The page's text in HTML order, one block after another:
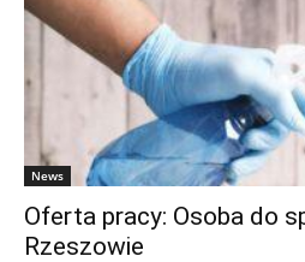
News
Oferta pracy: Osoba do
Rzeszowie